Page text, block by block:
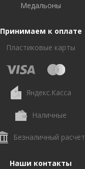
Медальоны
Принимаем к оплате
Пластиковые карты
Яндекс.Касса
Наличные
Безналичный расчет
Наши контакты